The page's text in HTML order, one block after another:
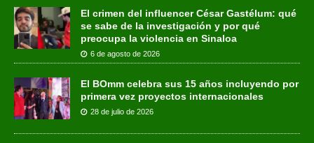
El crimen del influencer César Gastélum: qué
se sabe de la investigación y por qué
preocupa la violencia en Sinaloa
6 de agosto de 2026
El BOmm celebra sus 15 años incluyendo por
primera vez proyectos internacionales
28 de julio de 2026